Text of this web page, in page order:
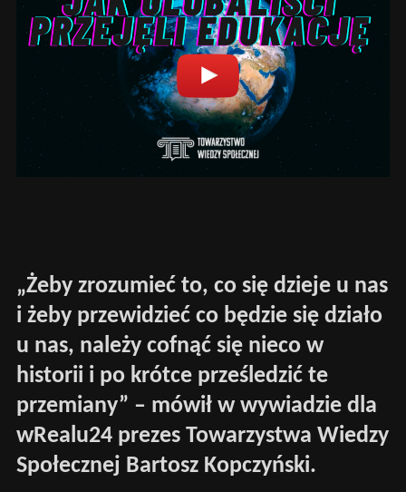
„Żeby zrozumieć to, co się dzieje u nas
i żeby przewidzieć co będzie się działo
u nas, należy cofnąć się nieco w
historii i po krótce prześledzić te
przemiany” – mówił w wywiadzie dla
wRealu24 prezes Towarzystwa Wiedzy
Społecznej Bartosz Kopczyński.